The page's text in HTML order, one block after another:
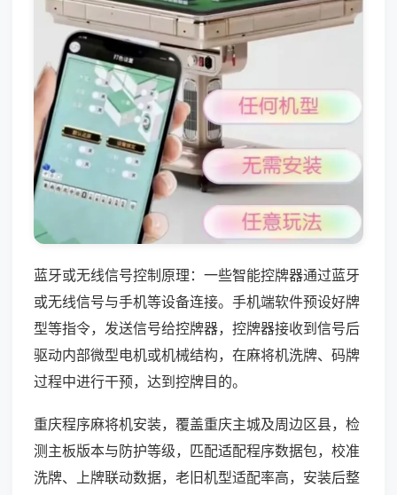
蓝牙或无线信号控制原理：一些智能控牌器通过蓝牙
或无线信号与手机等设备连接。手机端软件预设好牌
型等指令，发送信号给控牌器，控牌器接收到信号后
驱动内部微型电机或机械结构，在麻将机洗牌、码牌
过程中进行干预，达到控牌目的。
重庆程序麻将机安装，覆盖重庆主城及周边区县，检
测主板版本与防护等级，匹配适配程序数据包，校准
洗牌、上牌联动数据，老旧机型适配率高，安装后整